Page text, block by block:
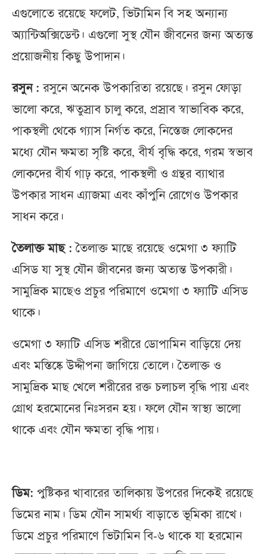
এগুলোতে রয়েছে ফলেট, ভিটামিন বি সহ অন্যান্য
অ্যান্টিঅক্সিডেন্ট। এগুলো সুস্থ যৌন জীবনের জন্য অত্যন্ত
প্রয়োজনীয় কিছু উপাদান।
রসুন : রসুনে অনেক উপকারিতা রয়েছে। রসুন ফোড়া
ভালো করে, ঋতুস্রাব চালু করে, প্রস্রাব স্বাভাবিক করে,
পাকস্থলী থেকে গ্যাস নির্গত করে, নিস্তেজ লোকদের
মধ্যে যৌন ক্ষমতা সৃষ্টি করে, বীর্য বৃদ্ধি করে, গরম স্বভাব
লোকদের বীর্য গাঢ় করে, পাকস্থলী ও গ্রন্থর ব্যাথার
উপকার সাধন এ্যাজমা এবং কাঁপুনি রোগেও উপকার
সাধন করে।
তৈলাক্ত মাছ : তৈলাক্ত মাছে রয়েছে ওমেগা ৩ ফ্যাটি
এসিড যা সুস্থ যৌন জীবনের জন্য অত্যন্ত উপকারী।
সামুদ্রিক মাছেও প্রচুর পরিমাণে ওমেগা ৩ ফ্যাটি এসিড
থাকে।
ওমেগা ৩ ফ্যাটি এসিড শরীরে ডোপামিন বাড়িয়ে দেয়
এবং মস্তিষ্কে উদ্দীপনা জাগিয়ে তোলে। তৈলাক্ত ও
সামুদ্রিক মাছ খেলে শরীরের রক্ত চলাচল বৃদ্ধি পায় এবং
গ্রোথ হরমোনের নিঃসরন হয়। ফলে যৌন স্বাস্থ্য ভালো
থাকে এবং যৌন ক্ষমতা বৃদ্ধি পায়।
ডিম: পুষ্টিকর খাবারের তালিকায় উপরের দিকেই রয়েছে
ডিমের নাম। ডিম যৌন সামর্থ্য বাড়াতে ভূমিকা রাখে।
ডিমে প্রচুর পরিমাণে ভিটামিন বি-৬ থাকে যা হরমোন